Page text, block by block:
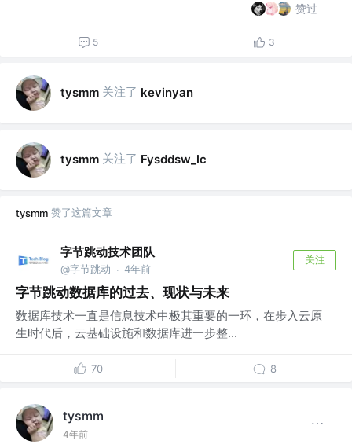
赞过
5 3
tysmm 关注了 kevinyan
tysmm 关注了 Fysddsw_lc
tysmm 赞了这篇文章
字节跳动技术团队
@字节跳动 · 4年前
关注
字节跳动数据库的过去、现状与未来
数据库技术一直是信息技术中极其重要的一环，在步入云原
生时代后，云基础设施和数据库进一步整...
70 8
tysmm
4年前